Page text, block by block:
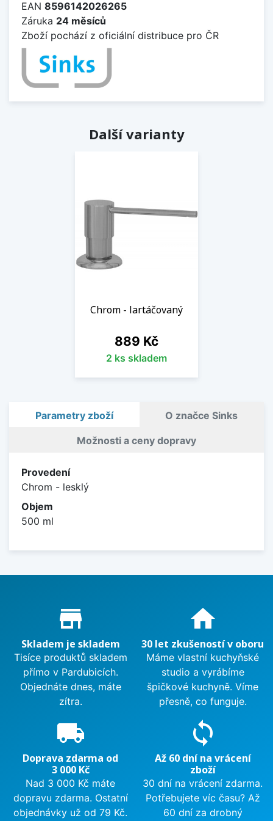
EAN 8596142026265
Záruka 24 měsíců
Zboží pochází z oficiální distribuce pro ČR
Další varianty
Chrom - lartáčovaný
Cena
889 Kč
2 ks skladem
Parametry zboží O značce Sinks
Možnosti a ceny dopravy
Provedení
Chrom - lesklý
Objem
500 ml
Proč nakupovat u nás?
store_mall_directory
Skladem je skladem
Tisíce produktů skladem
přímo v Pardubicích.
Objednáte dnes, máte
zítra.
home
30 let zkušeností v oboru
Máme vlastní kuchyňské
studio a vyrábíme
špičkové kuchyně. Víme
přesně, co funguje.
local_shipping
Doprava zdarma od
3 000 Kč
Nad 3 000 Kč máte
dopravu zdarma. Ostatní
objednávky už od 79 Kč.
sync
Až 60 dní na vrácení
zboží
30 dní na vrácení zdarma.
Potřebujete víc času? Až
60 dní za drobný